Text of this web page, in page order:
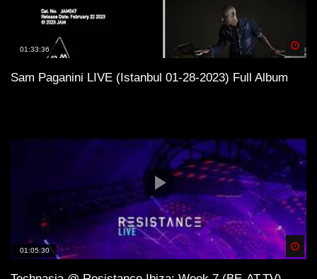
01:33:36
Sam Paganini LIVE (Istanbul 01-28-2023) Full Album
01:05:30